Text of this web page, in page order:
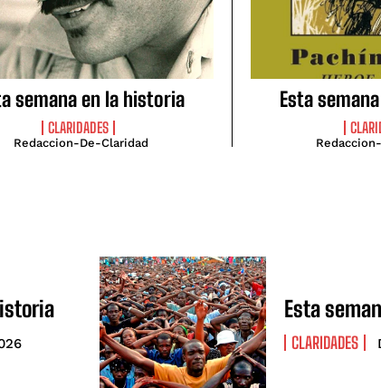
semana en la historia
CLARIDADES
Redaccion-De-Claridad
Esta
Esta
CLARIDADES